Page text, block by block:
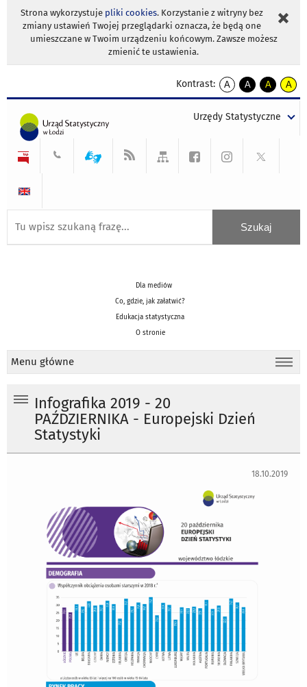
Strona wykorzystuje pliki cookies. Korzystanie z witryny bez
zmiany ustawień Twojej przeglądarki oznacza, że będą one
umieszczane w Twoim urządzeniu końcowym. Zawsze możesz
zmienić te ustawienia.
Kontrast:
A
kontrast
A
kontrast
tekst
czarnym
A
kontrast
tekst
czarnym
A
tekst
żółtym
Urzędy Statystyczne
Dla mediów
Co, gdzie, jak załatwić?
Edukacja statystyczna
O stronie
Menu główne
Infografika 2019 - 20
PAŹDZIERNIKA - Europejski Dzień
Statystyki
18.10.2019